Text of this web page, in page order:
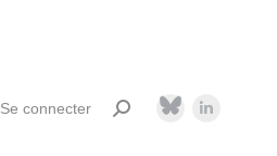
Se connecter